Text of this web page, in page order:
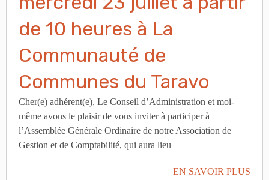
de 10 heures à La
Communauté de
Communes du Taravo
Cher(e) adhérent(e), Le Conseil d’Administration et moi-
même avons le plaisir de vous inviter à participer à
l’Assemblée Générale Ordinaire de notre Association de
Gestion et de Comptabilité, qui aura lieu
EN SAVOIR PLUS